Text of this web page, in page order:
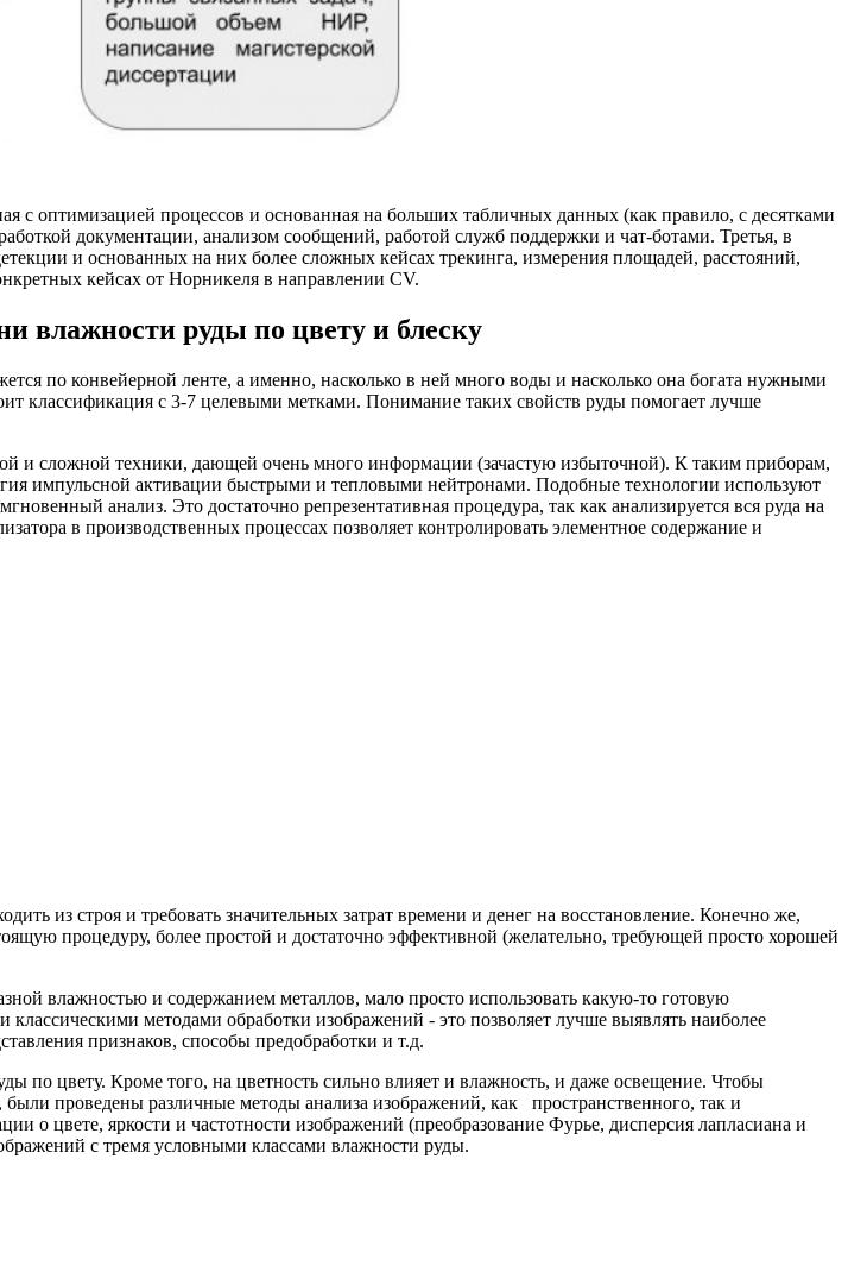
с оптимизацией процессов и основанная на больших табличных данных (как правило, с десятками
документации, анализом сообщений, работой служб поддержки и чат-ботами. Третья, в
и основанных на них более сложных кейсах трекинга, измерения площадей, расстояний,
кейсах от Норникеля в направлении CV.
влажности руды по цвету и блеску
по конвейерной ленте, а именно, насколько в ней много воды и насколько она богата нужными
классификация с 3-7 целевыми метками. Понимание таких свойств руды помогает лучше
и сложной техники, дающей очень много информации (зачастую избыточной). К таким приборам,
импульсной активации быстрыми и тепловыми нейтронами. Подобные технологии используют
анализ. Это достаточно репрезентативная процедура, так как анализируется вся руда на
в производственных процессах позволяет контролировать элементное содержание и
из строя и требовать значительных затрат времени и денег на восстановление. Конечно же,
процедуру, более простой и достаточно эффективной (желательно, требующей просто хорошей
влажностью и содержанием металлов, мало просто использовать какую-то готовую
методами обработки изображений - это позволяет лучше выявлять наиболее
признаков, способы предобработки и т.д.
по цвету. Кроме того, на цветность сильно влияет и влажность, и даже освещение. Чтобы
проведены различные методы анализа изображений, как пространственного, так и
о цвете, яркости и частотности изображений (преобразование Фурье, дисперсия лапласиана и
с тремя условными классами влажности руды.